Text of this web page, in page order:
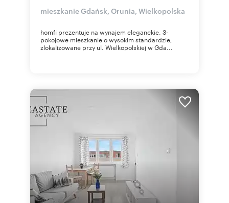
mieszkanie Gdańsk, Orunia, Wielkopolska
homfi prezentuje na wynajem eleganckie, 3-
pokojowe mieszkanie o wysokim standardzie,
zlokalizowane przy ul. Wielkopolskiej w Gda...